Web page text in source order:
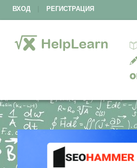
ВХОД РЕГИСТРАЦИЯ